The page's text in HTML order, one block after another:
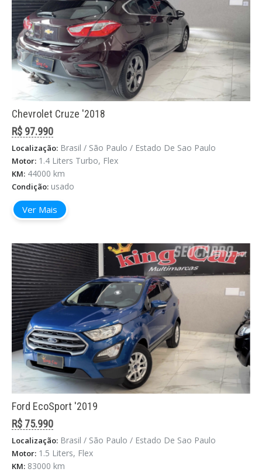
Chevrolet Cruze '2018
R$ 97.990
Localização: Brasil / São Paulo / Estado De Sao Paulo
Motor: 1.4 Liters Turbo, Flex
KM: 44000 km
Condição: usado
Ver Mais
Ford EcoSport '2019
R$ 75.990
Localização: Brasil / São Paulo / Estado De Sao Paulo
Motor: 1.5 Liters, Flex
KM: 83000 km